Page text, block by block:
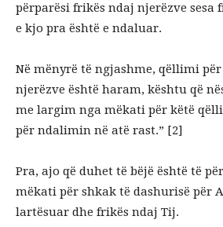
përparësi frikës ndaj njerëzve sesa
e kjo pra është e ndaluar.
Në mënyrë të ngjashme, qëllimi
njerëzve është haram, kështu që
me largim nga mëkati për këtë
për ndalimin në atë rast.” [2]
Pra, ajo që duhet të bëjë është të
mëkati për shkak të dashurisë për
lartësuar dhe frikës ndaj Tij.